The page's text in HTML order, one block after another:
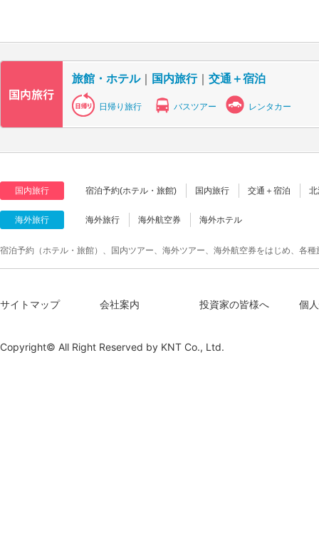
旅館・ホテル｜ 国内旅行｜ 交通＋宿泊
日帰り旅行 バスツアー レンタカー
国内旅行 宿泊予約(ホテル・旅館) 国内旅行 交通＋宿泊
海外旅行 海外旅行 海外航空券 海外ホテル
宿泊予約（ホテル・旅館）、国内ツアー、海外ツアー、海外航空券をはじめ、各
サイトマップ 会社案内 投資家の皆様へ 個
Copyright© All Right Reserved by KNT Co., Ltd.